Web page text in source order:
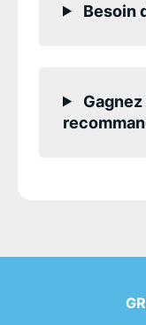
Besoin